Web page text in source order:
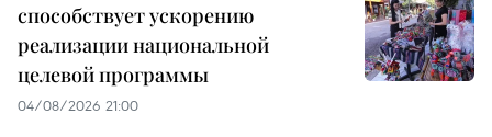
способствует ускорению
реализации национальной
целевой программы
04/08/2026 21:00